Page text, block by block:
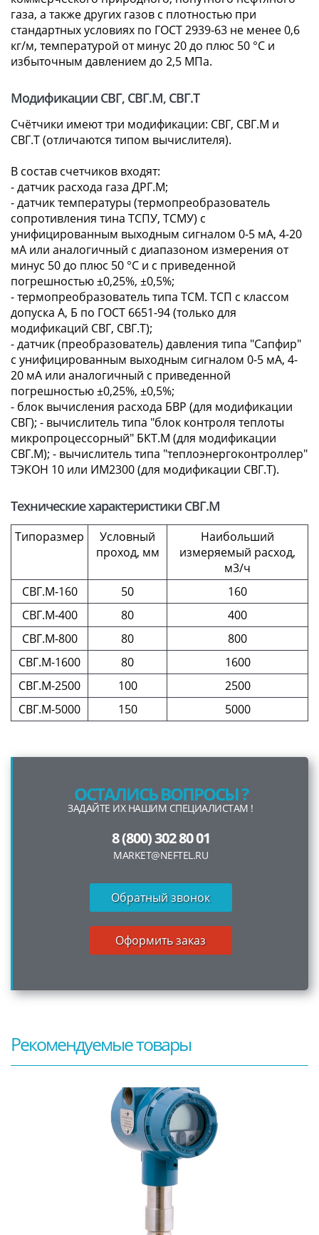
газа, а также других газов с плотностью при
стандартных условиях по ГОСТ 2939-63 не менее 0,6
кг/м, температурой от минус 20 до плюс 50 °С и
избыточным давлением до 2,5 МПа.
Модификации СВГ, СВГ.М, СВГ.Т
Счётчики имеют три модификации: СВГ, СВГ.М и
СВГ.Т (отличаются типом вычислителя).
В состав счетчиков входят:
- датчик расхода газа ДРГ.М;
- датчик температуры (термопреобразователь
сопротивления тина ТСПУ, ТСМУ) с
унифицированным выходным сигналом 0-5 мА, 4-20
мА или аналогичный с диапазоном измерения от
минус 50 до плюс 50 °С и с приведенной
погрешностью ±0,25%, ±0,5%;
- термопреобразователь типа ТСМ. ТСП с классом
допуска А, Б по ГОСТ 6651-94 (только для
модификаций СВГ, СВГ.Т);
- датчик (преобразователь) давления типа "Сапфир"
с унифицированным выходным сигналом 0-5 мА, 4-
20 мА или аналогичный с приведенной
погрешностью ±0,25%, ±0,5%;
- блок вычисления расхода БВР (для модификации
СВГ); - вычислитель типа "блок контроля теплоты
микропроцессорный" БКТ.М (для модификации
СВГ.М); - вычислитель типа "теплоэнергоконтроллер"
ТЭКОН 10 или ИМ2300 (для модификации СВГ.Т).
Технические характеристики СВГ.М
Типоразмер
Условный
проход, мм
Наибольший
измеряемый расход,
м3/ч
СВГ.М-160
50
160
СВГ.М-400
80
400
СВГ.М-800
80
800
СВГ.М-1600
80
1600
СВГ.М-2500
100
2500
СВГ.М-5000
150 5000
ОСТАЛИСЬ ВОПРОСЫ ?
ЗАДАЙТЕ ИХ НАШИМ СПЕЦИАЛИСТАМ !
8 (800) 302 80 01
MARKET@NEFTEL.RU
Обратный звонок
Оформить заказ
Рекомендуемые товары